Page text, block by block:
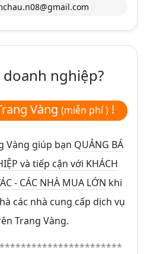
doanh nghiệp?
Vàng (miễn phí ) !
Vàng giúp bạn QUẢNG BÁ
và tiếp cận với KHÁCH
- CÁC NHÀ MUA LỚN khi
các nhà cung cấp dịch vụ
Trang Vàng.